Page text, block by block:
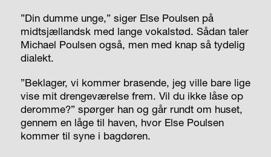
”Din dumme unge,” siger Else Poulsen på
midtsjællandsk med lange vokalstød. Sådan taler
Michael Poulsen også, men med knap så tydelig
dialekt.
”Beklager, vi kommer brasende, jeg ville bare lige
vise mit drengeværelse frem. Vil du ikke låse op
deromme?” spørger han og går rundt om huset,
gennem en låge til haven, hvor Else Poulsen
kommer til syne i bagdøren.